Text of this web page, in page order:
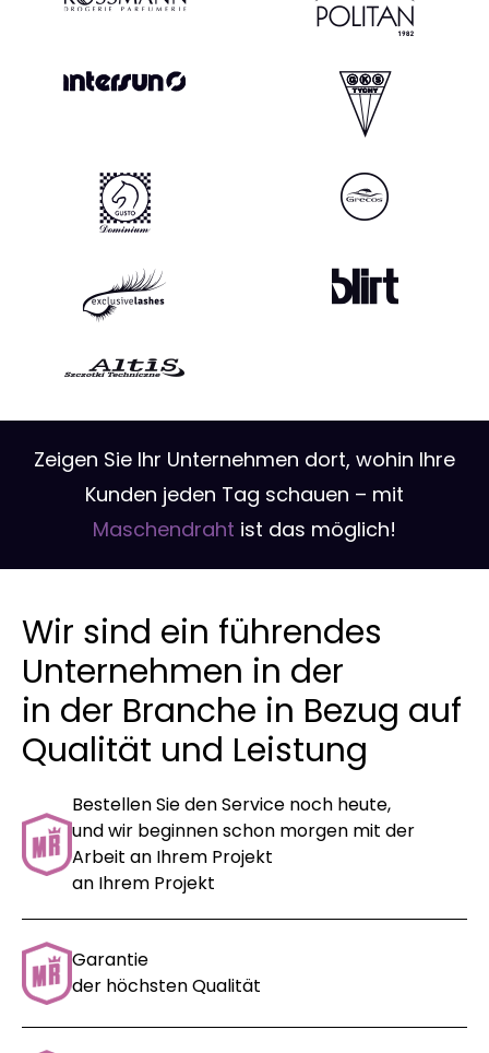
Zeigen Sie Ihr Unternehmen dort, wohin Ihre
Kunden jeden Tag schauen – mit
Maschendraht ist das möglich!
Wir sind ein führendes
Unternehmen in der
in der Branche in Bezug auf
Qualität und Leistung
Bestellen Sie den Service noch heute,
und wir beginnen schon morgen mit der
Arbeit an Ihrem Projekt
an Ihrem Projekt
Garantie
der höchsten Qualität